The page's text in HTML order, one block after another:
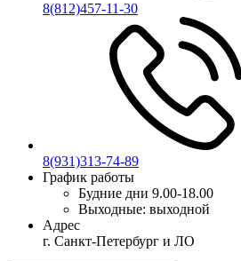
8(812)457-11-30
8(931)313-74-89
График работы
Будние дни 9.00-18.00
Выходные: выходной
Адрес
г. Санкт-Петербург и ЛО